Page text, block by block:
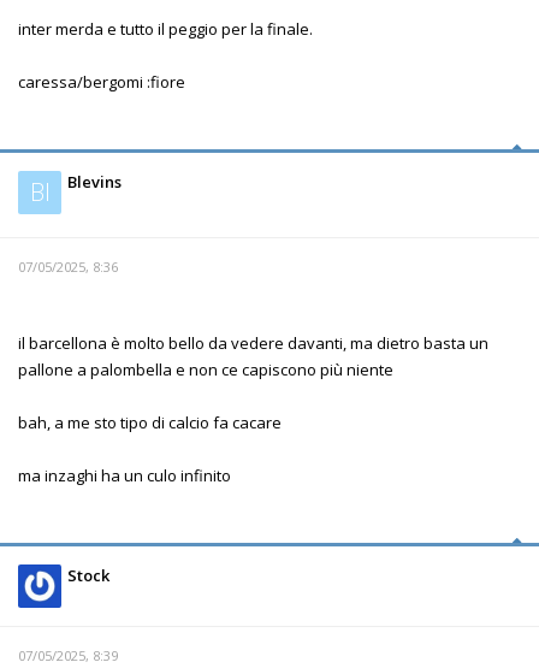
inter merda e tutto il peggio per la finale.
caressa/bergomi :fiore
Bl Blevins
07/05/2025, 8:36
il barcellona è molto bello da vedere davanti, ma dietro basta un
pallone a palombella e non ce capiscono più niente
bah, a me sto tipo di calcio fa cacare
ma inzaghi ha un culo infinito
Stock
07/05/2025, 8:39